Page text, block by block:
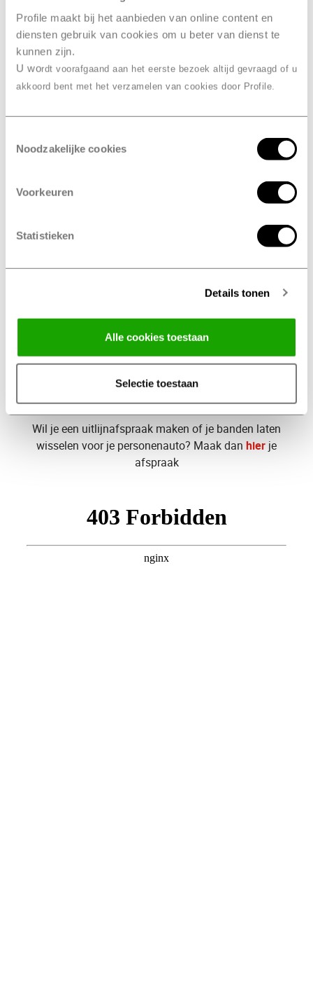
Profile maakt bij het aanbieden van online content en
diensten gebruik van cookies om u beter van dienst te
kunnen zijn.
U wordt voorafgaand aan het eerste bezoek altijd gevraagd of u
akkoord bent met het verzamelen van cookies door Profile.
Noodzakelijke cookies
Voorkeuren
Statistieken
Details tonen
Alle cookies toestaan
Selectie toestaan
Het rubber slijt minder hard door
beter hitte afvoer
Waarom worden alle nieuwe
Sipen is te specialistisch en tijdrovend voor
massaproductie. Alleen iemand met verstand van
bandenfabrikanten het wel doen, dan zouden ze de
karakteristieken van hun banden enorm verbeteren.
binnen 24 uur terug
Wil je meer informatie of heb je een vraag over onze
onderstaande formulier, en wij bellen je binnen 24 uur
terug. Ons truck team staat klaar om je snel en
persoonlijk te helpen.
Wil je een uitlijnafspraak maken of je banden laten
wisselen voor je personenauto? Maak dan hier je
afspraak